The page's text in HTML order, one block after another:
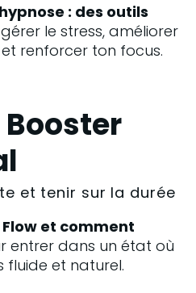
: des outils
le stress, améliorer
renforcer ton focus.
Booster
et tenir sur la durée
et comment
entrer dans un état où
fluide et naturel.